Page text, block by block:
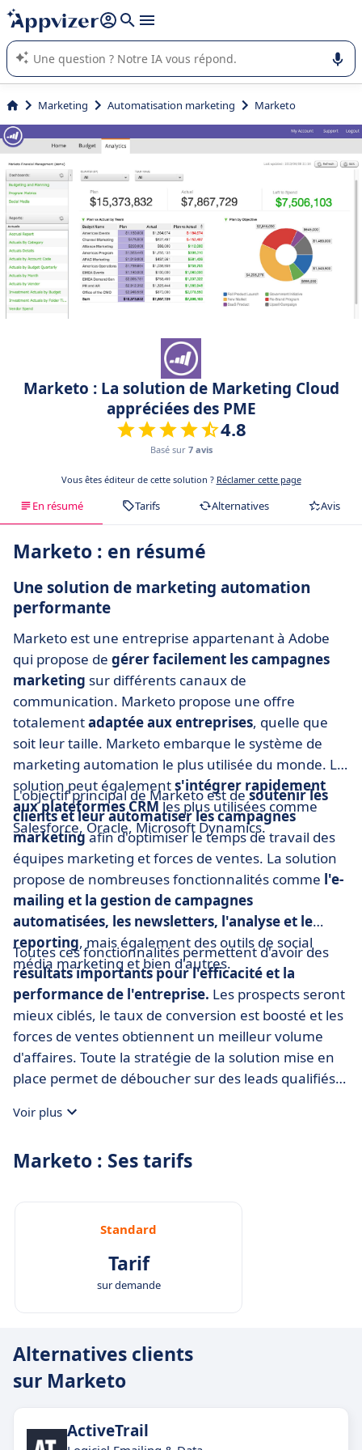
répondre (plusieurs lignes avec
L'IA de Appvizer vous guide dans l'utilisation ou la sélection de
logiciel SaaS en entreprise.
Marketing Automatisation marketing Marketo
Marketo : La solution de Marketing Cloud
appréciées des PME
4.8
Basé sur 7 avis
Vous êtes éditeur de cette solution ? Réclamer cette page
En résumé Tarifs Alternatives Avis
Marketo : en résumé
Une solution de marketing automation
performante
Marketo est une entreprise appartenant à Adobe
qui propose de gérer facilement les campagnes
marketing sur différents canaux de
communication. Marketo propose une offre
totalementadaptée aux entreprises, quelle que
soit leur taille. Marketo embarque le système de
marketing automation le plus utilisée du monde. La
solution peut égalements'intégrer rapidement
aux plateformes CRMles plus utilisées comme
Salesforce, Oracle, Microsoft Dynamics.
L'objectif principal de Marketo est desoutenir les
clients et leur automatiser les campagnes
marketingafin d'optimiser le temps de travail des
équipes marketing et forces de ventes. La solution
propose de nombreuses fonctionnalités comme l'e-
mailing et la gestion de campagnes
automatisées, les newsletters, l'analyse et le
reporting, mais également des outils de social
média marketing et bien d'autres.
Toutes ces fonctionnalités permettent d'avoir des
résultats importants pour l'efficacité et la
performance de l'entreprise. Les prospects seront
mieux ciblés, le taux de conversion est boosté et les
forces de ventes obtiennent un meilleur volume
d'affaires. Toute la stratégie de la solution mise en
place permet de déboucher sur des leads qualifiés
Voir plus
Marketo : Ses tarifs
Standard
Tarif
sur demande
Alternatives clients
sur Marketo
ActiveTrail